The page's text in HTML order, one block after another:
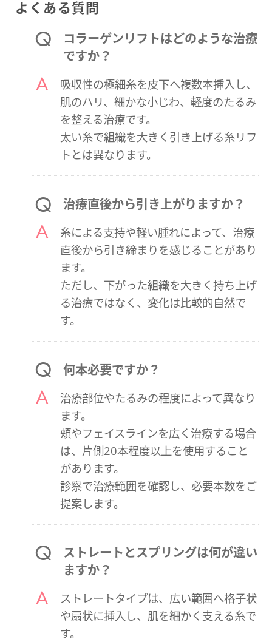
よくある質問
コラーゲンリフトはどのような治療
ですか？
吸収性の極細糸を皮下へ複数本挿入し、
肌のハリ、細かな小じわ、軽度のたるみ
を整える治療です。
太い糸で組織を大きく引き上げる糸リフ
トとは異なります。
治療直後から引き上がりますか？
糸による支持や軽い腫れによって、治療
直後から引き締まりを感じることがあり
ます。
ただし、下がった組織を大きく持ち上げ
る治療ではなく、変化は比較的自然で
す。
何本必要ですか？
治療部位やたるみの程度によって異なり
ます。
頬やフェイスラインを広く治療する場合
は、片側20本程度以上を使用すること
があります。
診察で治療範囲を確認し、必要本数をご
提案します。
ストレートとスプリングは何が違い
ますか？
ストレートタイプは、広い範囲へ格子状
や扇状に挿入し、肌を細かく支える糸で
す。